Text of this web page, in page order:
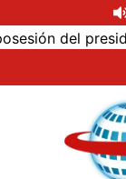
del